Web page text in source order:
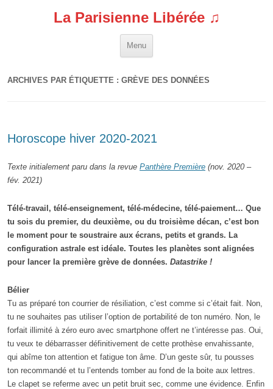
La Parisienne Libérée ♫
Menu
ARCHIVES PAR ÉTIQUETTE : GRÈVE DES DONNÉES
Horoscope hiver 2020-2021
Texte initialement paru dans la revue Panthère Première (nov. 2020 –
fév. 2021)
Télé-travail, télé-enseignement, télé-médecine, télé-paiement… Que
tu sois du premier, du deuxième, ou du troisième décan, c’est bon
le moment pour te soustraire aux écrans, petits et grands. La
configuration astrale est idéale. Toutes les planètes sont alignées
pour lancer la première grève de données. Datastrike !
Bélier
Tu as préparé ton courrier de résiliation, c’est comme si c’était fait. Non,
tu ne souhaites pas utiliser l’option de portabilité de ton numéro. Non, le
forfait illimité à zéro euro avec smartphone offert ne t’intéresse pas. Oui,
tu veux te débarrasser définitivement de cette prothèse envahissante,
qui abîme ton attention et fatigue ton âme. D’un geste sûr, tu pousses
ton recommandé et tu l’entends tomber au fond de la boite aux lettres.
Le clapet se referme avec un petit bruit sec, comme une évidence. Enfin